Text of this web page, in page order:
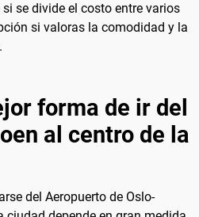
se divide el costo entre varios
si valoras la comodidad y la
forma de ir del
al centro de la
del Aeropuerto de Oslo-